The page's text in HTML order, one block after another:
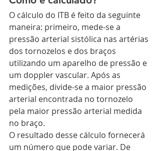
O cálculo do ITB é feito da seguinte
maneira: primeiro, mede-se a
pressão arterial sistólica nas artérias
dos tornozelos e dos braços
utilizando um aparelho de pressão e
um doppler vascular. Após as
medições, divide-se a maior pressão
arterial encontrada no tornozelo
pela maior pressão arterial medida
no braço.
O resultado desse cálculo fornecerá
um número que pode variar. De